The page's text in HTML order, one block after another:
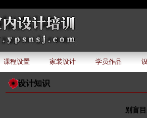
课程设置 家装设计 学员作品
设计知识
别盲